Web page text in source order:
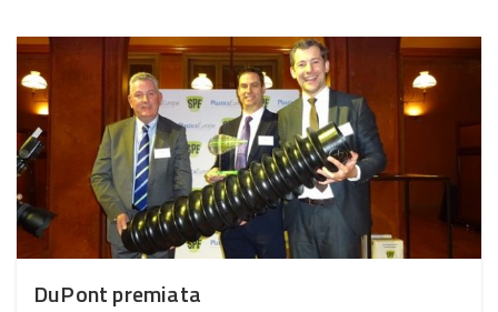
DuPont premiata